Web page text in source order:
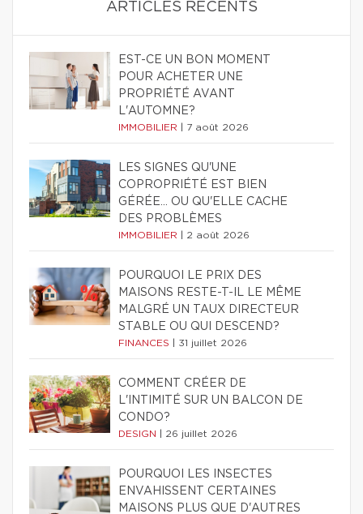
ARTICLES RÉCENTS
EST-CE UN BON MOMENT
POUR ACHETER UNE
PROPRIÉTÉ AVANT
L'AUTOMNE?
IMMOBILIER 7 août 2026
LES SIGNES QU'UNE
COPROPRIÉTÉ EST BIEN
GÉRÉE… OU QU'ELLE CACHE
DES PROBLÈMES
IMMOBILIER 2 août 2026
POURQUOI LE PRIX DES
MAISONS RESTE-T-IL LE MÊME
MALGRÉ UN TAUX DIRECTEUR
STABLE OU QUI DESCEND?
FINANCES 31 juillet 2026
COMMENT CRÉER DE
L'INTIMITÉ SUR UN BALCON DE
CONDO?
DESIGN 26 juillet 2026
POURQUOI LES INSECTES
ENVAHISSENT CERTAINES
MAISONS PLUS QUE D'AUTRES